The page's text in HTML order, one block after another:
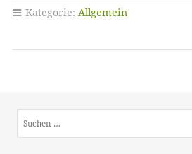
Kategorie: Allgemein